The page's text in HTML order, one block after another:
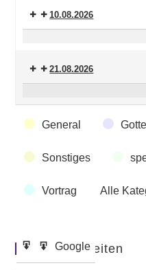
10.08.2026
21.08.2026
Blockflöten
Veranstaltungskategorien
General
Sonstiges
Vortrag Alle
Eintragen
Google
Export
Google
Wichtige Seiten